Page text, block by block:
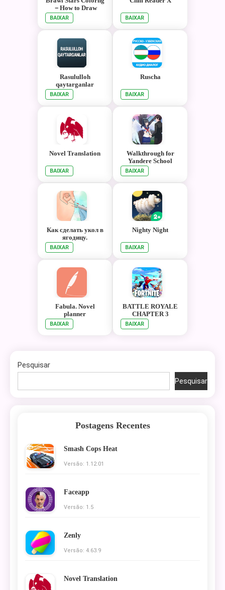
－How to Draw
BAIXAR BAIXAR
Rasululloh
qaytarganlar
BAIXAR
Ruscha
BAIXAR
Novel Translation
BAIXAR
Walkthrough for
Yandere School
Senpai Story
BAIXAR
Как сделать укол в
ягодицу.
Инструкция
BAIXAR
Nighty Night
BAIXAR
Fabula. Novel
planner
BAIXAR
BATTLE ROYALE
CHAPTER 3
SEASON 1 HD
WALLPAPER
BAIXAR
Pesquisar
Pesquisar
Postagens Recentes
Smash Cops Heat
Versão: 1.12.01
Faceapp
Versão: 1.5
Zenly
Versão: 4.63.9
Novel Translation